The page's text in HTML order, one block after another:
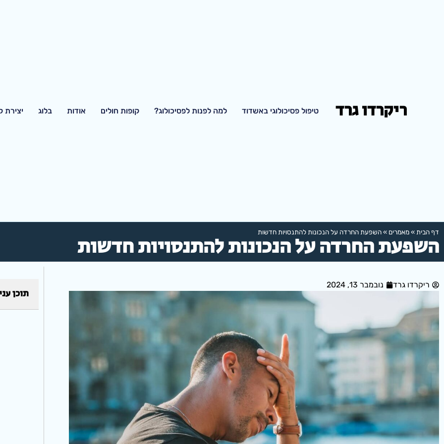
ריקרדו גרד טיפול פסיכולוגי באשדוד למה לפנות לפסיכולוג? קופות חולים אודות בלוג יצירת
דף הבית »מאמרים »השפעת החרדה על הנכונות להתנסויות חדשות
השפעת החרדה על הנכונות להתנסויות חדשות
ריקרדו גרד נובמבר 13, 2024
תוכן